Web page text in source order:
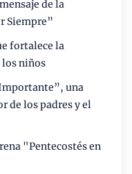
de la
Siempre”
fortalece la
niños
una
de los padres y el
"Pentecostés en